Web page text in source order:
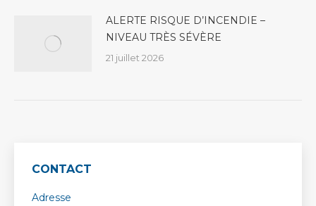
ALERTE RISQUE D’INCENDIE –
NIVEAU TRÈS SÉVÈRE
21 juillet 2026
CONTACT
Adresse